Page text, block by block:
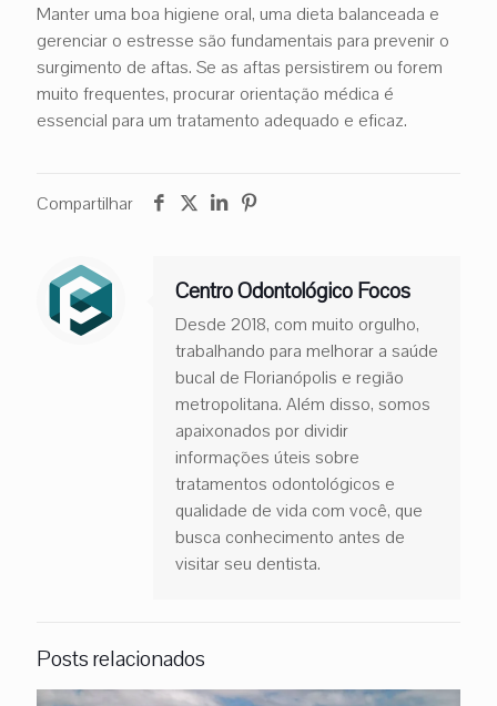
Manter uma boa higiene oral, uma dieta balanceada e
gerenciar o estresse são fundamentais para prevenir o
surgimento de aftas. Se as aftas persistirem ou forem
muito frequentes, procurar orientação médica é
essencial para um tratamento adequado e eficaz.
Compartilhar
Centro Odontológico Focos
Desde 2018, com muito orgulho,
trabalhando para melhorar a saúde
bucal de Florianópolis e região
metropolitana. Além disso, somos
apaixonados por dividir
informações úteis sobre
tratamentos odontológicos e
qualidade de vida com você, que
busca conhecimento antes de
visitar seu dentista.
Posts relacionados